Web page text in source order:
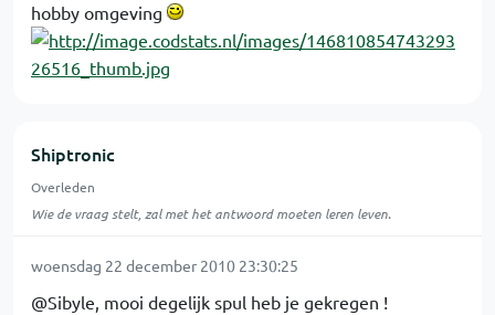
hobby omgeving
Shiptronic
Overleden
Wie de vraag stelt, zal met het antwoord moeten leren leven.
woensdag 22 december 2010 23:30:25
@Sibyle, mooi degelijk spul heb je gekregen !